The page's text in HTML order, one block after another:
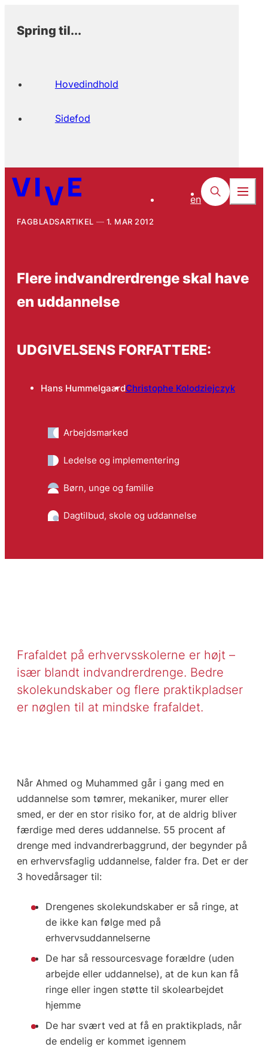
Spring til...
Hovedindhold
Sidefod
en
FAGBLADSARTIKEL 1. MAR 2012
Flere indvandrerdrenge skal have
en uddannelse
UDGIVELSENS FORFATTERE:
Hans HummelgaardChristophe Kolodziejczyk
Arbejdsmarked
Ledelse og implementering
Børn, unge og familie
Dagtilbud, skole og uddannelse
Frafaldet på erhvervsskolerne er højt –
især blandt indvandrerdrenge. Bedre
skolekundskaber og flere praktikpladser
er nøglen til at mindske frafaldet.
Når Ahmed og Muhammed går i gang med en
uddannelse som tømrer, mekaniker, murer eller
smed, er der en stor risiko for, at de aldrig bliver
færdige med deres uddannelse. 55 procent af
drenge med indvandrerbaggrund, der begynder på
en erhvervsfaglig uddannelse, falder fra. Det er der
3 hovedårsager til:
Drengenes skolekundskaber er så ringe, at
de ikke kan følge med på
erhvervsuddannelserne
De har så ressourcesvage forældre (uden
arbejde eller uddannelse), at de kun kan få
ringe eller ingen støtte til skolearbejdet
hjemme
De har svært ved at få en praktikplads, når
de endelig er kommet igennem